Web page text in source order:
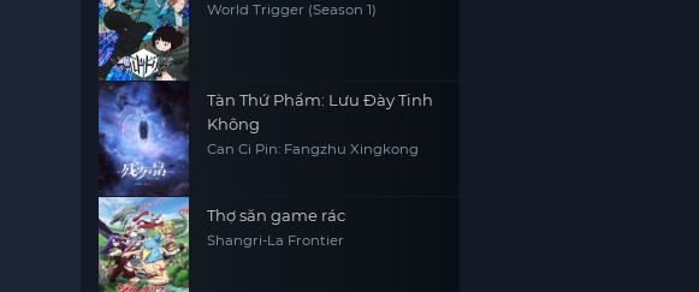
World Trigger (Season 1)
Tàn Thứ Phẩm: Lưu Đày Tinh
Không
Can Ci Pin: Fangzhu Xingkong
Thợ săn game rác
Shangri-La Frontier